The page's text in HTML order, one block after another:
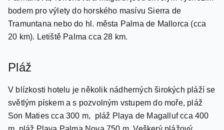
Torrenova 400 m. Vzájemně propojená letoviska
Palmanova, Torrenova a Magaluf jsou skvělým výchozím
bodem pro výlety do horského masívu Sierra de
Pláž
V blízkosti hotelu je několik nádherných širokých pláží se
světlým pískem a s pozvolným vstupem do moře, pláž